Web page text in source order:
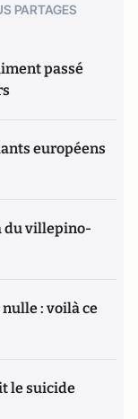
PARTAGES
passé
européens
du villepino-
nulle : voilà ce
le suicide